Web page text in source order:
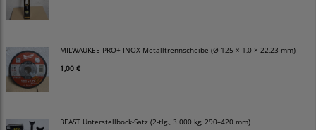
MILWAUKEE PRO+ INOX Metalltrennscheibe (Ø 125 × 1,0 × 22,23 mm)
1,00 €
BEAST Unterstellbock-Satz (2-tlg., 3.000 kg, 290–420 mm)